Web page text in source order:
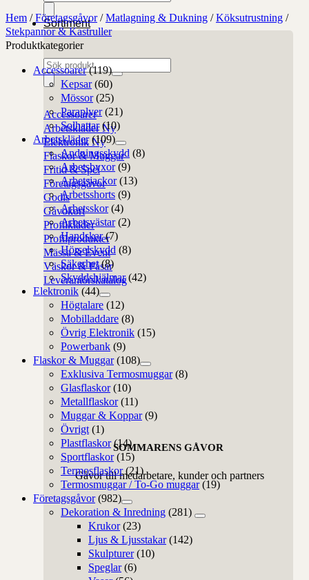
Sortiment
Produktsökning
Accessoarer
Arbetskläder
Elektronik
Flaskor & Muggar
Fritid & Spel
Företagsgåvor
Godis
Gåvokort
Profilkläder
Profilprodukter
Mässa & Event
Väskor & Påsar
Leverantörskatalog
SOMMARENS GÅVOR
Gåvor till medarbetare, kunder och partners
Hem / Företagsgåvor / Matlagning & Dukning / Köksutrustning /
Stekpannor & Kastruller
Produktkategorier
Accessoarer (119)
Kepsar (60)
Mössor (25)
Paraplyer (21)
Solhattar (10)
Arbetskläder (109)
Andningsskydd (8)
Arbetsbyxor (9)
Arbetsjackor (13)
Arbetsshorts (9)
Arbetsskor (4)
Arbetsvästar (2)
Handskar (7)
Hörselskydd (8)
Säkerhet (8)
Skyddshjälmar (42)
Elektronik (44)
Högtalare (12)
Mobilladdare (8)
Övrig Elektronik (15)
Powerbank (9)
Flaskor & Muggar (108)
Exklusiva Termosmuggar (8)
Glasflaskor (10)
Metallflaskor (11)
Muggar & Koppar (9)
Övrigt (1)
Plastflaskor (14)
Sportflaskor (15)
Termosflaskor (21)
Termosmuggar / To-Go muggar (19)
Företagsgåvor (982)
Dekoration & Inredning (281)
Krukor (23)
Ljus & Ljusstakar (142)
Skulpturer (10)
Speglar (6)